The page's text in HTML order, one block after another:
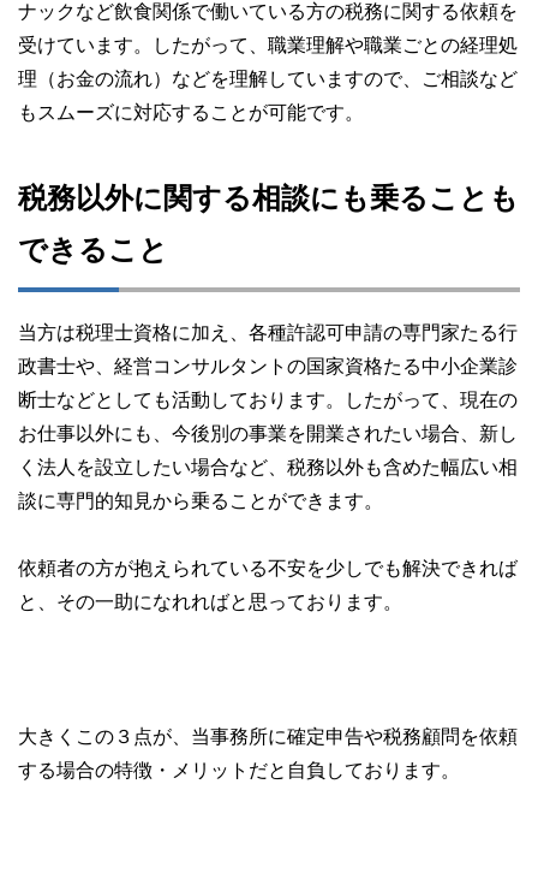
ナックなど飲食関係で働いている方の税務に関する依頼を
受けています。したがって、職業理解や職業ごとの経理処
理（お金の流れ）などを理解していますので、ご相談など
もスムーズに対応することが可能です。
税務以外に関する相談にも乗ることも
できること
当方は税理士資格に加え、各種許認可申請の専門家たる行
政書士や、経営コンサルタントの国家資格たる中小企業診
断士などとしても活動しております。したがって、現在の
お仕事以外にも、今後別の事業を開業されたい場合、新し
く法人を設立したい場合など、税務以外も含めた幅広い相
談に専門的知見から乗ることができます。
依頼者の方が抱えられている不安を少しでも解決できれば
と、その一助になれればと思っております。
大きくこの３点が、当事務所に確定申告や税務顧問を依頼
する場合の特徴・メリットだと自負しております。